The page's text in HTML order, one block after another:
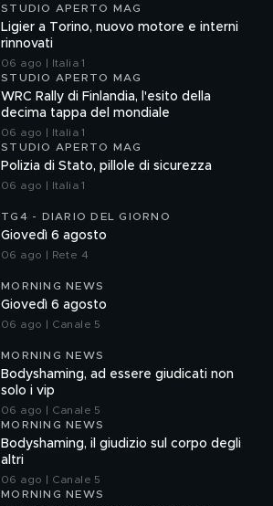
STUDIO APERTO MAG
Ligier a Torino, nuovo motore e interni
rinnovati
06 ago | Italia 1
STUDIO APERTO MAG
WRC Rally di Finlandia, l'esito della
decima tappa del mondiale
06 ago | Italia 1
STUDIO APERTO MAG
Polizia di Stato, pillole di sicurezza
06 ago | Italia 1
TG4 - DIARIO DEL GIORNO
Giovedì 6 agosto
06 ago | Rete 4
MORNING NEWS
Giovedì 6 agosto
06 ago | Canale 5
MORNING NEWS
Bodyshaming, ad essere giudicati non
solo i vip
06 ago | Canale 5
MORNING NEWS
Bodyshaming, il giudizio sul corpo degli
altri
06 ago | Canale 5
MORNING NEWS